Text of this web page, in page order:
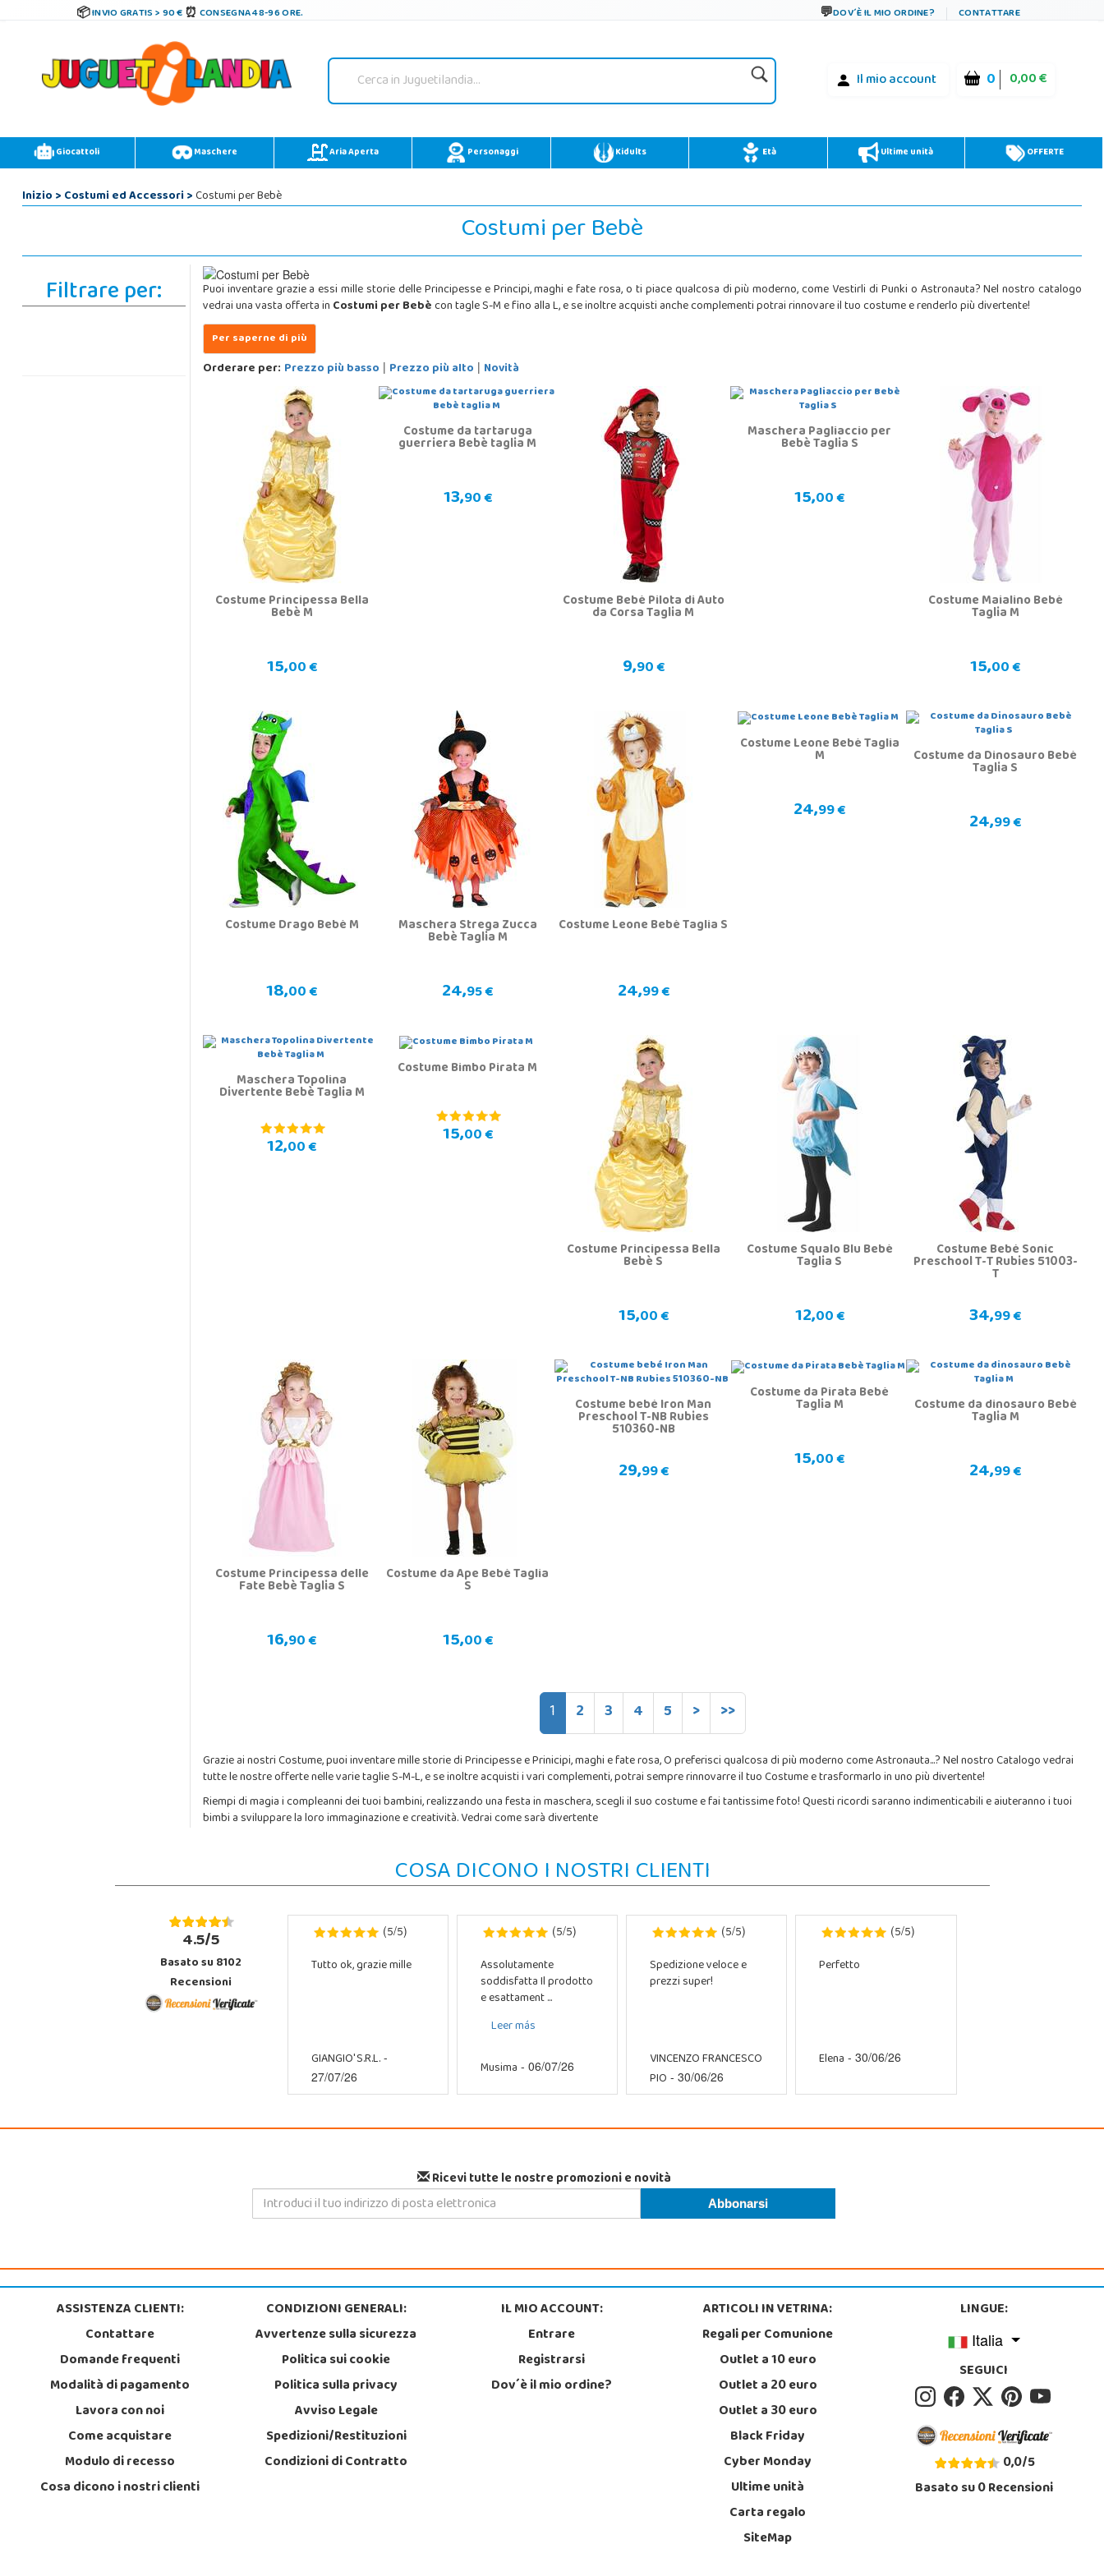
INVIO GRATIS > 90 € CONSEGNA 48-96 ORE. DOV´È IL MIO ORDINE? CONTATTARE
Il mio account 0 0,00 €
Giocattoli Maschere Aria Aperta Personaggi Kidults Età Ultime unità OFFERTE
Inizio>Costumi ed Accessori>Costumi per Bebè
Costumi per Bebè
Filtrare per: Puoi inventare grazie a essi mille storie delle Principesse e Principi, maghi e fate rosa, o ti piace qualcosa di più moderno, come Vestirli di Punki o Astronauta? Nel nostro catalogo
vedrai una vasta offerta inCostumi per Bebècon tagle S-M e fino alla L, e se inoltre acquisti anche complementi potrai rinnovare il tuo costume e renderlo più divertente!
Orderare per: Prezzo più basso | Prezzo più alto | Novità
Costume Principessa Bella
Bebè M
15,00 €
Costume da tartaruga
guerriera Bebè taglia M
13,90 €
Costume Bebè Pilota di Auto
da Corsa Taglia M
9,90 €
Maschera Pagliaccio per
Bebè Taglia S
15,00 €
Costume Maialino Bebè
Taglia M
15,00 €
Costume Drago Bebè M
18,00 €
Maschera Strega Zucca
Bebè Taglia M
24,95 €
Costume Leone Bebè Taglia S
24,99 €
Costume Leone Bebè Taglia
M
24,99 €
Costume da Dinosauro Bebè
Taglia S
24,99 €
Maschera Topolina
Divertente Bebè Taglia M
12,00 €
Costume Bimbo Pirata M
15,00 €
Costume Principessa Bella
Bebè S
15,00 €
Costume Squalo Blu Bebè
Taglia S
12,00 €
Costume Bebé Sonic
Preschool T-T Rubies 51003-
T
34,99 €
Costume Principessa delle
Fate Bebè Taglia S
16,90 €
Costume da Ape Bebè Taglia
S
15,00 €
Costume bebé Iron Man
Preschool T-NB Rubies
510360-NB
29,99 €
Costume da Pirata Bebè
Taglia M
15,00 €
Costume da dinosauro Bebè
Taglia M
24,99 €
1 2 3 4 5 > >>
Grazie ai nostri Costume, puoi inventare mille storie di Principesse e Prinicipi, maghi e fate rosa, O preferisci qualcosa di più moderno come Astronauta...? Nel nostro Catalogo vedrai
tutte le nostre offerte nelle varie taglie S-M-L, e se inoltre acquisti i vari complementi, potrai sempre rinnovarre il tuo Costume e trasformarlo in uno più divertente!
Riempi di magia i compleanni dei tuoi bambini, realizzando una festa in maschera, scegli il suo costume e fai tantissime foto! Questi ricordi saranno indimenticabili e aiuteranno i tuoi
bimbi a sviluppare la loro immaginazione e creatività. Vedrai come sarà divertente
COSA DICONO I NOSTRI CLIENTI
4.5/5
Basato su 8102
Recensioni
(5/5)
Tutto ok, grazie mille
GIANGIO' S.R.L.-
27/07/26
(5/5)
Assolutamente
soddisfatta Il prodotto
e esattament ...
Leer más
Musima - 06/07/26
(5/5)
Spedizione veloce e
prezzi super!
VINCENZO FRANCESCO
PIO - 30/06/26
(5/5)
Perfetto
Elena - 30/06/26
Ricevi tutte le nostre promozioni e novità
ASSISTENZA CLIENTI:
Contattare
Domande frequenti
Modalità di pagamento
Lavora con noi
Come acquistare
Modulo di recesso
Cosa dicono i nostri clienti
CONDIZIONI GENERALI:
Avvertenze sulla sicurezza
Politica sui cookie
Politica sulla privacy
Avviso Legale
Spedizioni/Restituzioni
Condizioni di Contratto
IL MIO ACCOUNT:
Entrare
Registrarsi
Dov´è il mio ordine?
ARTICOLI IN VETRINA:
Regali per Comunione
Outlet a 10 euro
Outlet a 20 euro
Outlet a 30 euro
Black Friday
Cyber Monday
Ultime unità
Carta regalo
SiteMap
LINGUE:
Italia
SEGUICI
0,0/5
Basato su0Recensioni